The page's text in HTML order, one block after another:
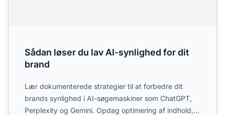
Sådan løser du lav AI-synlighed for dit
brand
Lær dokumenterede strategier til at forbedre dit
brands synlighed i AI-søgemaskiner som ChatGPT,
Perplexity og Gemini. Opdag optimering af indhold,